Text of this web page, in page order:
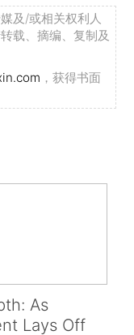
及/或相关权利人
载、摘编、复制及
，获得书面
As
Lays Off